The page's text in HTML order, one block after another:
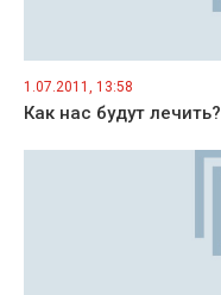
1.07.2011, 13:58
Как нас будут лечить?